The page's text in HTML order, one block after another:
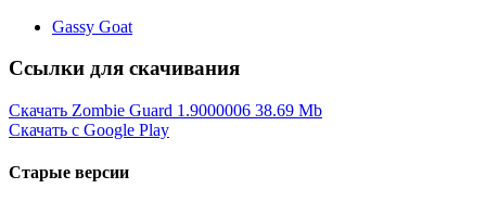
Gassy Goat
Ссылки для скачивания
Скачать Zombie Guard 1.9000006 38.69 Mb
Скачать с Google Play
Старые версии